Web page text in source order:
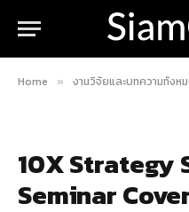
Home » งานวิจัยและบทความทั้งห
10X Strategy
Seminar